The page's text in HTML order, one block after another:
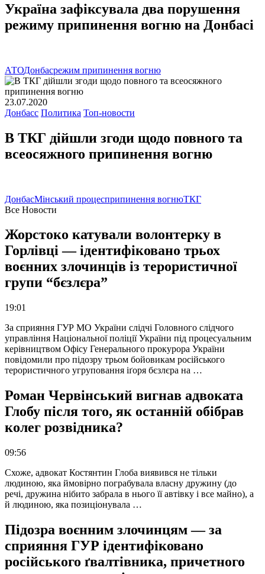
Україна зафіксувала два порушення
режиму припинення вогню на Донбасі
АТОДонбасрежим припинення вогню
23.07.2020
Донбасс Политика Топ-новости
В ТКГ дійшли згоди щодо повного та
всеосяжного припинення вогню
ДонбасМінський процесприпинення вогнюТКГ
Все Новости
Жорстоко катували волонтерку в
Горлівці — ідентифіковано трьох
воєнних злочинців із терористичної
групи “бєзлєра”
19:01
За сприяння ГУР МО України слідчі Головного слідчого
управління Національної поліції України під процесуальним
керівництвом Офісу Генерального прокурора України
повідомили про підозру трьом бойовикам російського
терористичного угруповання іґоря бєзлєра на …
Роман Червінський вигнав адвоката
Глобу після того, як останній обібрав
колег розвідника?
09:56
Схоже, адвокат Костянтин Глоба виявився не тільки
людиною, яка ймовірно пограбувала власну дружину (до
речі, дружина нібито забрала в нього її автівку і все майно), а
й людиною, яка позиціонувала …
Підозра воєнним злочинцям — за
сприяння ГУР ідентифіковано
російського ґвалтівника, причетного